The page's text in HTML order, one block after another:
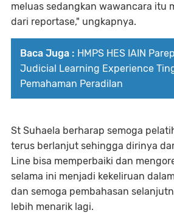
meluas sedangkan wawancara itu
dari reportase," ungkapnya.
Baca Juga : HMPS HES IAIN
Judicial Learning Experience
Pemahaman Peradilan
St Suhaela berharap semoga
terus berlanjut sehingga dirinya
Line bisa memperbaiki dan
selama ini menjadi kekeliruan
dan semoga pembahasan
lebih menarik lagi.